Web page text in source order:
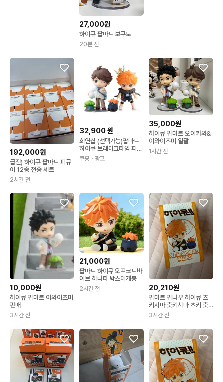
어 세트
27,000원
하이큐 팝마트 보쿠토
20분 전
192,000원
급전) 하이큐 팝마트 피규
어 12종 전종 세트
2시간 전
32,900원
희연샵 (선택가능)팝마트
하이큐 브레이크타임 피규
쿠팡 ・광고
35,000원
하이큐 팝마트 오이카와&
이와이즈미 일괄
1시간 전
10,000원
하이큐 팝마트 이와이즈미
판매
3시간 전
21,000원
팝마트 하이큐 오프코트바
이브 히나타 박스미개봉
2시간 전 20,210원
팝마트 팝나우 하이큐 츠
키시마 츳키시마 츠키 츳
키 피규어 미개봉
3시간 전